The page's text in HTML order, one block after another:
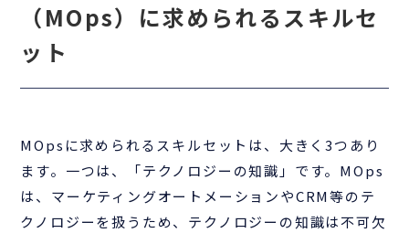
（MOps）に求められるスキルセ
ット
MOpsに求められるスキルセットは、大きく3つあり
ます。一つは、「テクノロジーの知識」です。MOps
は、マーケティングオートメーションやCRM等のテ
クノロジーを扱うため、テクノロジーの知識は不可欠